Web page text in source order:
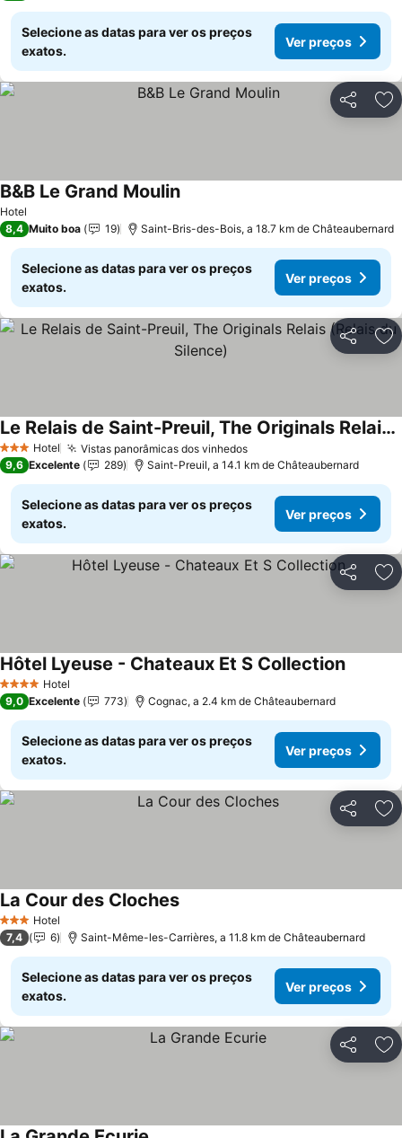
Selecione as datas para ver os preços
exatos.
Ver preços
Partilhar
Hotel
B&B Le Grand MoulinVer preços
8,4 Muito boa 19 Saint-Bris-des-Bois, a 18.7 km de Châteaubernard
Selecione as datas para ver os preços
exatos.
Ver preços
Partilhar
3 EstrelasHotel Vistas panorâmicas dos vinhedosVer preços
Le Relais de Saint-Preuil, The Originals Relais (Relais du Silence)
Ver preços
9,6 Excelente 289 Saint-Preuil, a 14.1 km de Châteaubernard
Selecione as datas para ver os preços
exatos.
Ver preços
Partilhar
4 EstrelasHotel
Hôtel Lyeuse - Chateaux Et S CollectionVer
9,0 Excelente 773 Cognac, a 2.4 km de Châteaubernard
Selecione as datas para ver os preços
exatos.
Ver preços
Partilhar
3 EstrelasHotel
La Cour des ClochesVer preços
7,4 6 Saint-Même-les-Carrières, a 11.8 km de Châteaubernard
Selecione as datas para ver os preços
exatos.
Ver preços
Partilhar